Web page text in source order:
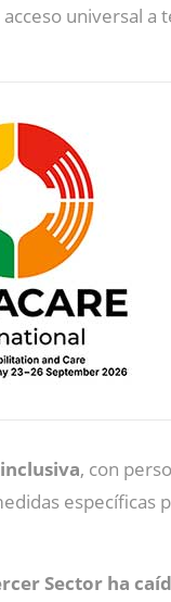
universal a
, con
Sector ha